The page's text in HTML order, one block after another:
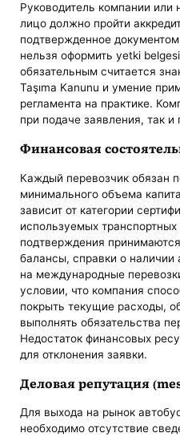
Руководитель компании или
лицо должно пройти
подтвержденное
нельзя оформить yetki
обязательным считается
Taşıma Kanunu и умение
регламента на практике.
при подаче заявления, так и
Финансовая
Каждый перевозчик обязан
минимального объема
зависит от категории
используемых
подтверждения
балансы, справки о
на международные
условии, что компания
покрыть текущие расходы,
выполнять обязательства
Недостаток финансовых
для отклонения заявки.
Деловая репутация
Для выхода на рынок
необходимо отсутствие